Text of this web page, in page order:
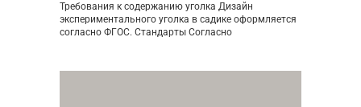
Требования к содержанию уголка Дизайн
экспериментального уголка в садике оформляется
согласно ФГОС. Стандарты Согласно